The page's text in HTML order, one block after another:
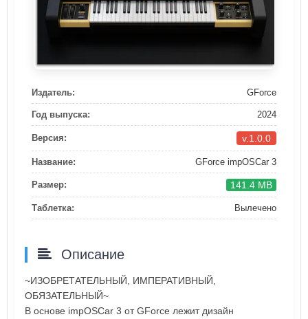
Издатель: GForce
Год выпуска: 2024
Версия: v.1.0.0
Название: GForce impOSCar 3
Размер: 141.4 MB
Таблетка: Вылечено
Описание
~ИЗОБРЕТАТЕЛЬНЫЙ, ИМПЕРАТИВНЫЙ,
ОБЯЗАТЕЛЬНЫЙ~
В основе impOSCar 3 от GForce лежит дизайн